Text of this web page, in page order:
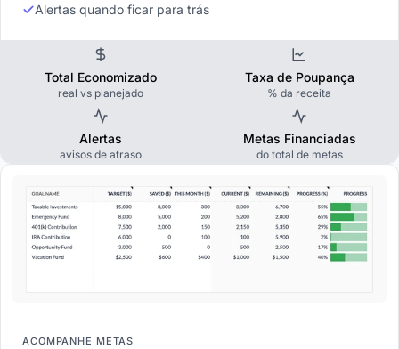
Alertas quando ficar para trás
Total Economizado
real vs planejado
Taxa de Poupança
% da receita
Alertas
avisos de atraso
Metas Financiadas
do total de metas
ACOMPANHE METAS